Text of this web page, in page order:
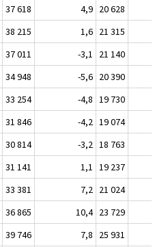
37 618 4,9 20 628
38 215 1,6 21 315
37 011 -3,1
21 140
34 948 -5,6 20 390
33 254 -4,8 19 730
31 846 -4,2 19 074
30 814 -3,2 18 763
31 141 1,1 19 237
33 381 7,2 21 024
36 865 10,4 23 729
39 746 7,8 25 931